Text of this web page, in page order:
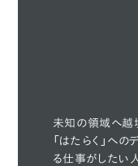
未知の領域へ越
「はたらく」へ
る仕事がしたい